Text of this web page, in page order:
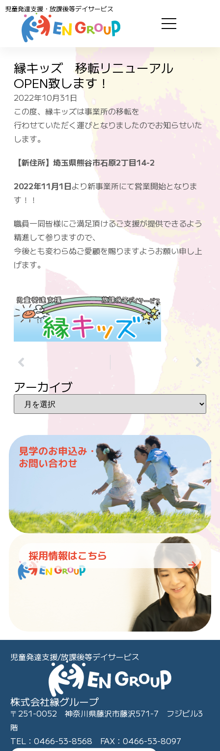
児童発達支援・放課後等デイサービス
縁キッズ 移転リニューアル
OPEN致します！
2022年10月31日
この度、縁キッズは事業所の移転を
行わせていただく運びとなりましたのでお知らせいた
します。
【新住所】埼玉県熊谷市石原2丁目14-2
2022年11月1日より新事業所にて営業開始となりま
す！！
職員一同皆様にご満足頂けるご支援が提供できるよう
精進して参りますので、
今後とも変わらぬご愛顧を賜りますようお願い申し上
げます。
アーカイブ
見学のお申込み・
お問い合わせ
採用情報はこちら
児童発達支援/放課後等デイサービス
株式会社縁グループ
〒251-0052 神奈川県藤沢市藤沢571-7 フジビル3
階
TEL：0466-53-8568 FAX：0466-53-8097